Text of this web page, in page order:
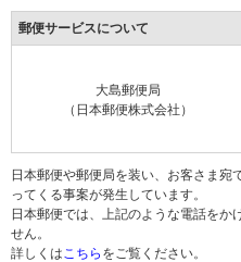
郵便サービスについて
大島郵便局
（日本郵便株式会社）
日本郵便や郵便局を装い、お客さま
ってくる事案が発生しています。
日本郵便では、上記のような電話をか
せん。
詳しくは こちらをご覧ください。